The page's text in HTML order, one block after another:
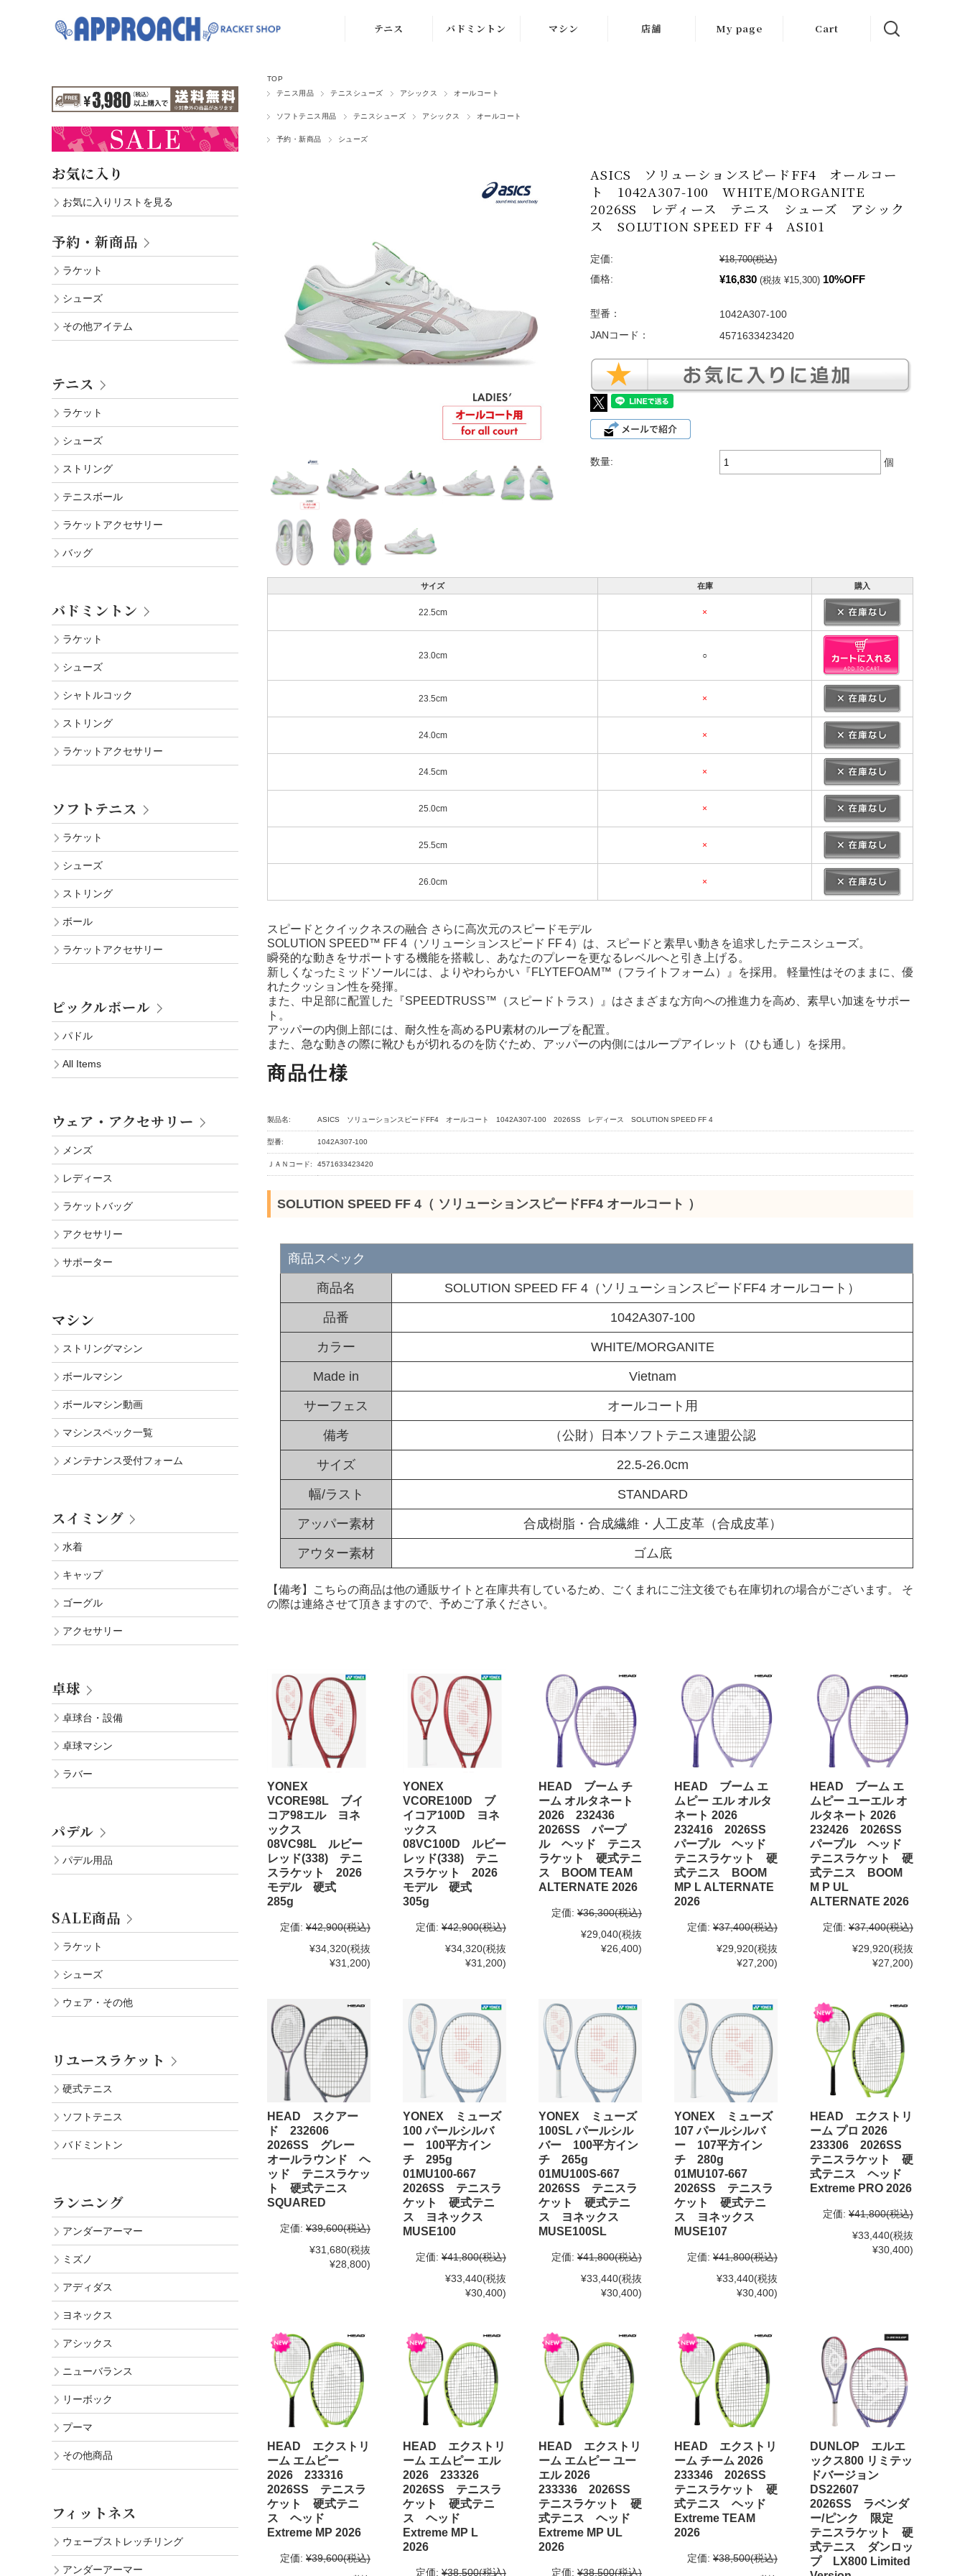
テニス
シューズ
バッグ
バドミントン
シューズ
ウェア
マシン 店舗 My page Cart
TOP
テニス用品
テニスシューズ アシックス オールコート
ソフトテニス用品 テニスシューズ アシックス オールコート
予約・新商品 シューズ
ASICS ソリューションスピードFF4 オールコー
ト 1042A307-100 WHITE/MORGANITE
2026SS レディース テニス シューズ アシック
ス SOLUTION SPEED FF 4 ASI01
定価: ¥18,700(税込)
価格:
¥16,830 (税抜 ¥15,300) 10%OFF
型番：
1042A307-100
JANコード：
4571633423420
数量: 個
サイズ 在庫 購入
22.5cm ×
23.0cm ○
23.5cm ×
24.0cm ×
24.5cm ×
25.0cm ×
25.5cm ×
26.0cm ×
スピードとクイックネスの融合 さらに高次元のスピードモデル
SOLUTION SPEED™ FF 4（ソリューションスピード FF 4）は、スピードと素早い動きを追求したテニスシューズ。
瞬発的な動きをサポートする機能を搭載し、あなたのプレーを更なるレベルへと引き上げる。
新しくなったミッドソールには、よりやわらかい『FLYTEFOAM™（フライトフォーム）』を採用。 軽量性はそのままに、優
れたクッション性を発揮。
また、中足部に配置した『SPEEDTRUSS™（スピードトラス）』はさまざまな方向への推進力を高め、素早い加速をサポー
ト。
アッパーの内側上部には、耐久性を高めるPU素材のループを配置。
また、急な動きの際に靴ひもが切れるのを防ぐため、アッパーの内側にはループアイレット（ひも通し）を採用。
商品仕様
製品名: ASICS ソリューションスピードFF4 オールコート 1042A307-100 2026SS レディース SOLUTION SPEED FF 4
型番: 1042A307-100
ＪＡＮコード: 4571633423420
SOLUTION SPEED FF 4（ ソリューションスピードFF4 オールコート ）
商品スペック
商品名 SOLUTION SPEED FF 4（ソリューションスピードFF4 オールコート）
品番 1042A307-100
カラー WHITE/MORGANITE
Made in Vietnam
サーフェス オールコート用
備考 （公財）日本ソフトテニス連盟公認
サイズ 22.5-26.0cm
幅/ラスト STANDARD
アッパー素材 合成樹脂・合成繊維・人工皮革（合成皮革）
アウター素材 ゴム底
【備考】こちらの商品は他の通販サイトと在庫共有しているため、ごくまれにご注文後でも在庫切れの場合がございます。 そ
の際は連絡させて頂きますので、予めご了承ください。
YONEX
VCORE98L ブイ
コア98エル ヨネ
ックス
08VC98L ルビー
レッド(338) テニ
スラケット 2026
モデル 硬式
285g
定価: ¥42,900(税込)
¥34,320(税抜
¥31,200)
YONEX
VCORE100D ブ
イコア100D ヨネ
ックス
08VC100D ルビー
レッド(338) テニ
スラケット 2026
モデル 硬式
305g
定価: ¥42,900(税込)
¥34,320(税抜
¥31,200)
HEAD ブーム チ
ーム オルタネート
2026 232436
2026SS パープ
ル ヘッド テニス
ラケット 硬式テニ
ス BOOM TEAM
ALTERNATE 2026
定価: ¥36,300(税込)
¥29,040(税抜
¥26,400)
HEAD ブーム エ
ムピー エル オルタ
ネート 2026
232416 2026SS
パープル ヘッド
テニスラケット 硬
式テニス BOOM
MP L ALTERNATE
2026
定価: ¥37,400(税込)
¥29,920(税抜
¥27,200)
HEAD ブーム エ
ムピー ユーエル オ
ルタネート 2026
232426 2026SS
パープル ヘッド
テニスラケット 硬
式テニス BOOM
M P UL
ALTERNATE 2026
定価: ¥37,400(税込)
¥29,920(税抜
¥27,200)
HEAD スクアー
ド 232606
2026SS グレー
オールラウンド ヘ
ッド テニスラケッ
ト 硬式テニス
SQUARED
定価: ¥39,600(税込)
¥31,680(税抜
¥28,800)
YONEX ミューズ
100 パールシルバ
ー 100平方イン
チ 295g
01MU100-667
2026SS テニスラ
ケット 硬式テニ
ス ヨネックス
MUSE100
定価: ¥41,800(税込)
¥33,440(税抜
¥30,400)
YONEX ミューズ
100SL パールシル
バー 100平方イン
チ 265g
01MU100S-667
2026SS テニスラ
ケット 硬式テニ
ス ヨネックス
MUSE100SL
定価: ¥41,800(税込)
¥33,440(税抜
¥30,400)
YONEX ミューズ
107 パールシルバ
ー 107平方イン
チ 280g
01MU107-667
2026SS テニスラ
ケット 硬式テニ
ス ヨネックス
MUSE107
定価: ¥41,800(税込)
¥33,440(税抜
¥30,400)
HEAD エクストリ
ーム プロ 2026
233306 2026SS
テニスラケット 硬
式テニス ヘッド
Extreme PRO 2026
定価: ¥41,800(税込)
¥33,440(税抜
¥30,400)
HEAD エクストリ
ーム エムピー
2026 233316
2026SS テニスラ
ケット 硬式テニ
ス ヘッド
Extreme MP 2026
定価: ¥39,600(税込)
HEAD エクストリ
ーム エムピー エル
2026 233326
2026SS テニスラ
ケット 硬式テニ
ス ヘッド
Extreme MP L
2026
定価: ¥38,500(税込)
HEAD エクストリ
ーム エムピー ユー
エル 2026
233336 2026SS
テニスラケット 硬
式テニス ヘッド
Extreme MP UL
2026
定価: ¥38,500(税込)
HEAD エクストリ
ーム チーム 2026
233346 2026SS
テニスラケット 硬
式テニス ヘッド
Extreme TEAM
2026
定価: ¥38,500(税込)
DUNLOP エルエ
ックス800 リミテッ
ドバージョン
DS22607
2026SS ラベンダ
ー/ピンク 限定
テニスラケット 硬
式テニス ダンロッ
プ LX800 Limited
お気に入り
お気に入りリストを見る
予約・新商品
ラケット
シューズ
その他アイテム
テニス
ラケット
シューズ
ストリング
テニスボール
ラケットアクセサリー
バッグ
バドミントン
ラケット
シューズ
シャトルコック
ストリング
ラケットアクセサリー
ソフトテニス
ラケット
シューズ
ストリング
ボール
ラケットアクセサリー
ピックルボール
パドル
All Items
ウェア・アクセサリー
メンズ
レディース
ラケットバッグ
アクセサリー
サポーター
マシン
ストリングマシン
ボールマシン
ボールマシン動画
マシンスペック一覧
メンテナンス受付フォーム
スイミング
水着
キャップ
ゴーグル
アクセサリー
卓球
卓球台・設備
卓球マシン
ラバー
パデル
パデル用品
SALE商品
ラケット
シューズ
ウェア・その他
リユースラケット
硬式テニス
ソフトテニス
バドミントン
ランニング
アンダーアーマー
ミズノ
アディダス
ヨネックス
アシックス
ニューバランス
リーボック
プーマ
その他商品
フィットネス
ウェーブストレッチリング
アンダーアーマー